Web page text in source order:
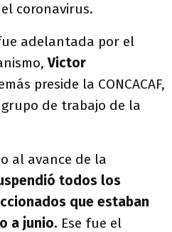
coronavirus.
adelantada por el
Victor
preside la CONCACAF,
de trabajo de la
al avance de la
todos los
que estaban
a junio. Ese fue el